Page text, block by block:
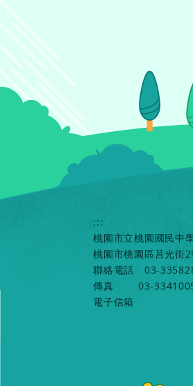
:::
桃園市立桃園國民中
桃園市桃園區莒光街2
聯絡電話
03-
傳真
03-
電子信箱